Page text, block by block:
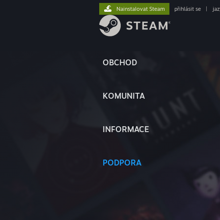
OBCHOD
KOMUNITA
INFORMACE
PODPORA
Nainstalovat Steam přihlásit se